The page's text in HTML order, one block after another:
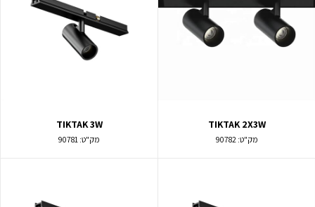
TIKTAK 2X3W
מק"ט:90782
TIKTAK 3W
מק"ט: 90781